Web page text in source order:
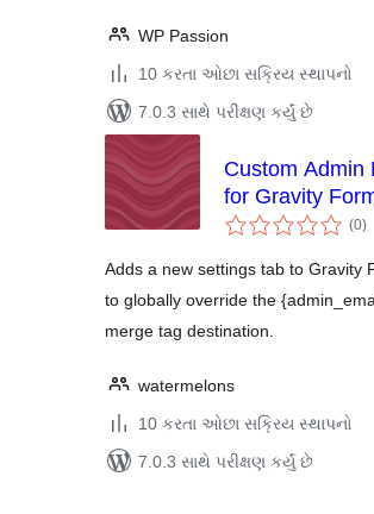
WP Passion
10 કરતા ઓછા સક્રિય સ્થાપનો
7.0.3 સાથે પરીક્ષણ કર્યું છે
Custom Admin
for Gravity
(0કુલ
)
Adds a new settings tab to Gravity
to globally override the
merge tag destination.
watermelons
10 કરતા ઓછા સક્રિય સ્થાપનો
7.0.3 સાથે પરીક્ષણ કર્યું છે